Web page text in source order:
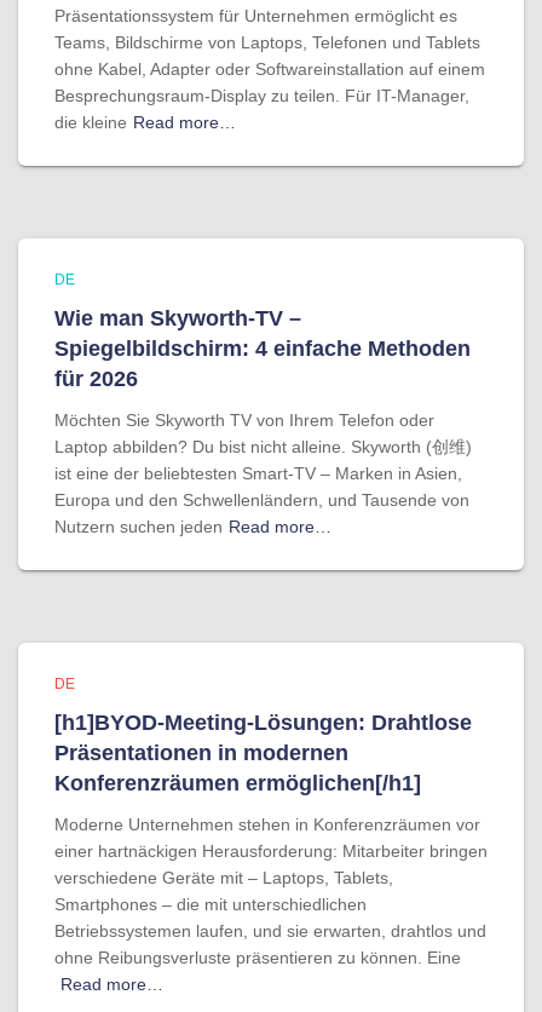
Präsentationssystem für Unternehmen ermöglicht es
Teams, Bildschirme von Laptops, Telefonen und Tablets
ohne Kabel, Adapter oder Softwareinstallation auf einem
Besprechungsraum-Display zu teilen. Für IT-Manager,
die kleine Read more…
DE
Wie man Skyworth-TV –
Spiegelbildschirm: 4 einfache Methoden
für 2026
Möchten Sie Skyworth TV von Ihrem Telefon oder
Laptop abbilden? Du bist nicht alleine. Skyworth (创维)
ist eine der beliebtesten Smart-TV – Marken in Asien,
Europa und den Schwellenländern, und Tausende von
Nutzern suchen jeden Read more…
DE
[h1]BYOD-Meeting-Lösungen: Drahtlose
Präsentationen in modernen
Konferenzräumen ermöglichen[/h1]
Moderne Unternehmen stehen in Konferenzräumen vor
einer hartnäckigen Herausforderung: Mitarbeiter bringen
verschiedene Geräte mit – Laptops, Tablets,
Smartphones – die mit unterschiedlichen
Betriebssystemen laufen, und sie erwarten, drahtlos und
ohne Reibungsverluste präsentieren zu können. Eine
Read more…